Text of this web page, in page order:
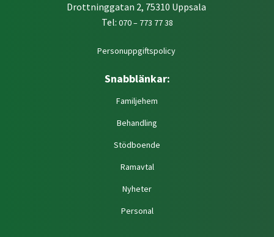
Drottninggatan 2, 75310 Uppsala
Tel: 070 – 773 77 38
Personuppgiftspolicy
Snabblänkar:
Familjehem
Behandling
Stödboende
Ramavtal
Nyheter
Personal